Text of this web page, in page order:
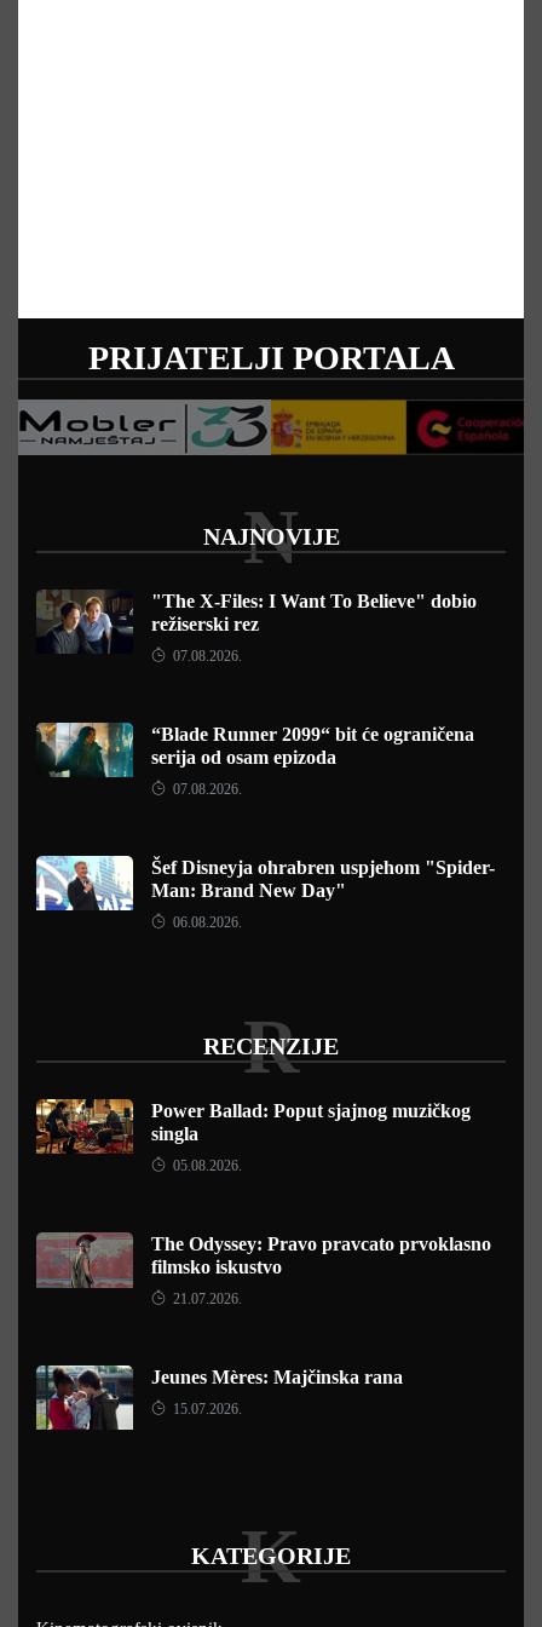
PRIJATELJI PORTALA
NAJNOVIJE
N
"The X-Files: I Want To Believe" dobio
režiserski rez
07.08.2026.
“Blade Runner 2099“ bit će ograničena
serija od osam epizoda
07.08.2026.
Šef Disneyja ohrabren uspjehom "Spider-
Man: Brand New Day"
06.08.2026.
RECENZIJE
R
Power Ballad: Poput sjajnog muzičkog
singla
05.08.2026.
The Odyssey: Pravo pravcato prvoklasno
filmsko iskustvo
21.07.2026.
Jeunes Mères: Majčinska rana
15.07.2026.
KATEGORIJE
K